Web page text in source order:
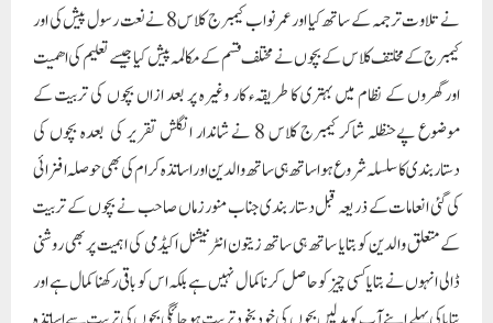
نے تلاوت ترجمہ کے ساتھ کیا اور عمر نواب کیمبرج کلاس 8 نے نعت رسول پیش کی اور
کیمبرج کے مخلتف کلاس کے بچوں نے مختلف قسم کے مکالمہ پیش کیاجیسے تعلیم کی اھمیت
اور گھروں کے نظام میں بہتری کا طریقہء کار وغیرہ پر بعد ازاں بچوں کی تربیت کے
موضوع پےحنظلہ شاکر کیمبرج کلاس 8 نے شاندار انگلش تقریر کی بعدہ بچوں کی
دستاربندی کا سلسلہ شروع ہواساتھ ہی ساتھ والدین اور اساتذہ کرام کی بھی حوصلہ افزائی
کی گئی انعامات کے ذریعہ قبل دستار بندی جناب منور زماں صاحب نے بچوں کے تربیت
کے متعلق والدین کو بتایا ساتھ ہی ساتھ زیتون انٹرنیشنل اکیڈمی کی اہمیت پر بھی روشنی
ڈالی انہوں نے بتایا کسی چیز کو حاصل کرنا کما ل نہیں ہے بلکہ اس کو باقی رکھنا کمال ہے اور